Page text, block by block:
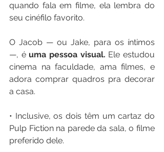
quando fala em filme, ela lembra do
seu cinéfilo favorito.
O Jacob — ou Jake, para os íntimos
—, é uma pessoa visual. Ele estudou
cinema na faculdade, ama filmes, e
adora comprar quadros pra decorar
a casa.
• Inclusive, os dois têm um cartaz do
Pulp Fiction na parede da sala, o filme
preferido dele.